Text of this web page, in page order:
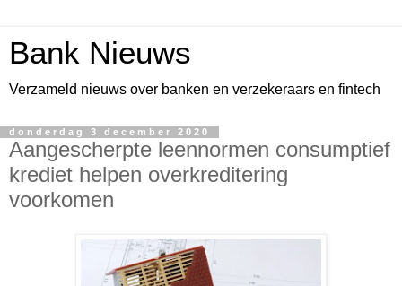
Bank Nieuws
Verzameld nieuws over banken en verzekeraars en fintech
donderdag 3 december 2020
Aangescherpte leennormen consumptief
krediet helpen overkreditering
voorkomen